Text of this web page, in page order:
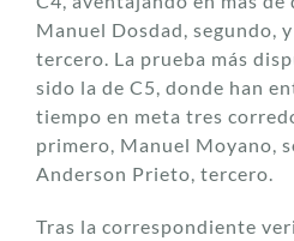
Manuel Dosdad, segundo,
tercero. La prueba más
sido la de C5, donde han
tiempo en meta tres
primero, Manuel Moyano,
Anderson Prieto, tercero.
Tras la correspondiente